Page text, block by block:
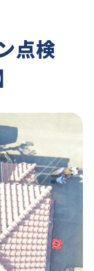
点検